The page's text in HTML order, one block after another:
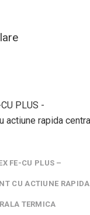
FE-CU PLUS –
CU ACTIUNE RAPIDA
TERMICA